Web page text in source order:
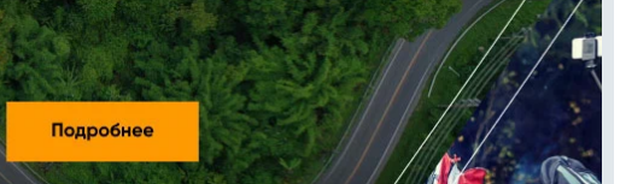
ЖЕЛЕЗА ТУРИЗМ
ГИД ПОТРЕБИТЕЛЯ ВСЕ О КП